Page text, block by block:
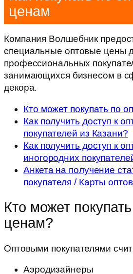
ценам
Компания Волшебник
специальные оптовые цены
профессиональных
занимающихся бизнесом в
декора.
Кто может покупать по
Как получить доступ к
покупателей из Казани?
Как получить доступ к
иногородних
Анкета на получение
покупателя / Карты
Кто может
ценам?
Оптовыми покупателями
Аэродизайнеры